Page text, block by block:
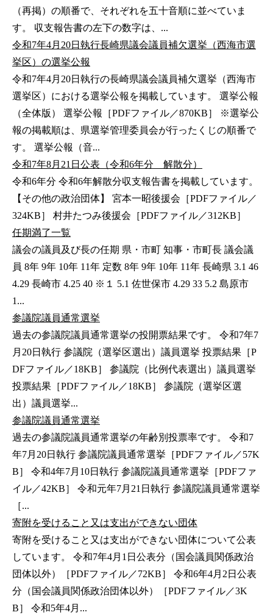
（再掲）の順番で、それぞれを五十音順に並べていま
す。 収支報告書の左下の数字は、...
令和7年4月20日執行長崎県議会議員補欠選挙（西海市選
挙区）の選挙公報
令和7年4月20日執行の長崎県議会議員補欠選挙（西海市
選挙区）における選挙公報を掲載しています。 選挙公報
（全体版） 選挙公報［PDFファイル／870KB］ ※選挙公
報の掲載順は、県選挙管理委員会が行ったくじの順番で
す。 選挙公報（音...
令和7年8月21日公表（令和6年分 解散分）
令和6年分 令和6年解散分収支報告書を掲載しています。
【その他の政治団体】 宮本一昭後援会［PDFファイル／
324KB］ 村井たつみ後援会［PDFファイル／312KB］
任期満了一覧
議会の議員及び長の任期 県・市町 知事・市町長 議会議
員 8年 9年 10年 11年 定数 8年 9年 10年 11年 長崎県 3.1 46
4.29 長崎市 4.25 40 ※１ 5.1 佐世保市 4.29 33 5.2 島原市
1...
参議院議員通常選挙
過去の参議院議員通常選挙の投開票結果です。 令和7年7
月20日執行 参議院（選挙区選出）議員選挙 投票結果［P
DFファイル／18KB］ 参議院（比例代表選出）議員選挙
投票結果［PDFファイル／18KB］ 参議院（選挙区選
出）議員選挙...
参議院議員通常選挙
過去の参議院議員通常選挙の年齢別投票率です。 令和7
年7月20日執行 参議院議員通常選挙［PDFファイル／57K
B］ 令和4年7月10日執行 参議院議員通常選挙［PDFファ
イル／42KB］ 令和元年7月21日執行 参議院議員通常選挙
［...
寄附を受けること又は支出ができない団体
寄附を受けること又は支出ができない団体について公表
しています。 令和7年4月1日公表分（国会議員関係政治
団体以外）［PDFファイル／72KB］ 令和6年4月2日公表
分（国会議員関係政治団体以外）［PDFファイル／3K
B］ 令和5年4月...